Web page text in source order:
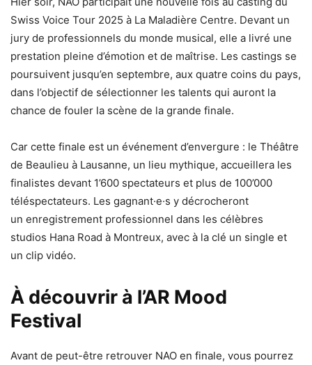
Swiss Voice Tour 2025 à La Maladière Centre. Devant un
jury de professionnels du monde musical, elle a livré une
prestation pleine d’émotion et de maîtrise. Les castings se
poursuivent jusqu’en septembre, aux quatre coins du pays,
dans l’objectif de sélectionner les talents qui auront la
chance de fouler la scène de la grande finale.
Car cette finale est un événement d’envergure : le Théâtre
de Beaulieu à Lausanne, un lieu mythique, accueillera les
finalistes devant 1’600 spectateurs et plus de 100’000
téléspectateurs. Les gagnant·e·s y décrocheront
un enregistrement professionnel dans les célèbres
studios Hana Road à Montreux, avec à la clé un single et
un clip vidéo.
À découvrir à l’AR Mood
Festival
Avant de peut-être retrouver NAO en finale, vous pourrez